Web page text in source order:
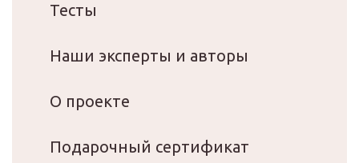
Тесты
Наши эксперты и авторы
О проекте
Подарочный сертификат